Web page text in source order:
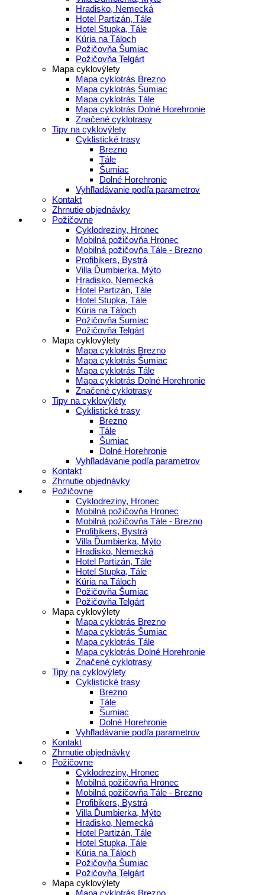
Hradisko, Nemecká
Hotel Partizán, Tále
Hotel Stupka, Tále
Kúria na Táloch
Požičovňa Šumiac
Požičovňa Telgárt
Mapa cyklovýlety
Mapa cyklotrás Brezno
Mapa cyklotrás Šumiac
Mapa cyklotrás Tále
Mapa cyklotrás Dolné Horehronie
Značené cyklotrasy
Tipy na cyklovýlety
Cyklistické trasy
Brezno
Tále
Šumiac
Dolné Horehronie
Vyhľladávanie podľa parametrov
Kontakt
Zhrnutie objednávky
Požičovne
Cyklodreziny, Hronec
Mobilná požičovňa Hronec
Mobilná požičovňa Tále - Brezno
Profibikers, Bystrá
Villa Ďumbierka, Mýto
Hradisko, Nemecká
Hotel Partizán, Tále
Hotel Stupka, Tále
Kúria na Táloch
Požičovňa Šumiac
Požičovňa Telgárt
Mapa cyklovýlety
Mapa cyklotrás Brezno
Mapa cyklotrás Šumiac
Mapa cyklotrás Tále
Mapa cyklotrás Dolné Horehronie
Značené cyklotrasy
Tipy na cyklovýlety
Cyklistické trasy
Brezno
Tále
Šumiac
Dolné Horehronie
Vyhľladávanie podľa parametrov
Kontakt
Zhrnutie objednávky
Požičovne
Cyklodreziny, Hronec
Mobilná požičovňa Hronec
Mobilná požičovňa Tále - Brezno
Profibikers, Bystrá
Villa Ďumbierka, Mýto
Hradisko, Nemecká
Hotel Partizán, Tále
Hotel Stupka, Tále
Kúria na Táloch
Požičovňa Šumiac
Požičovňa Telgárt
Mapa cyklovýlety
Mapa cyklotrás Brezno
Mapa cyklotrás Šumiac
Mapa cyklotrás Tále
Mapa cyklotrás Dolné Horehronie
Značené cyklotrasy
Tipy na cyklovýlety
Cyklistické trasy
Brezno
Tále
Šumiac
Dolné Horehronie
Vyhľladávanie podľa parametrov
Kontakt
Zhrnutie objednávky
Požičovne
Cyklodreziny, Hronec
Mobilná požičovňa Hronec
Mobilná požičovňa Tále - Brezno
Profibikers, Bystrá
Villa Ďumbierka, Mýto
Hradisko, Nemecká
Hotel Partizán, Tále
Hotel Stupka, Tále
Kúria na Táloch
Požičovňa Šumiac
Požičovňa Telgárt
Mapa cyklovýlety
Mapa cyklotrás Brezno